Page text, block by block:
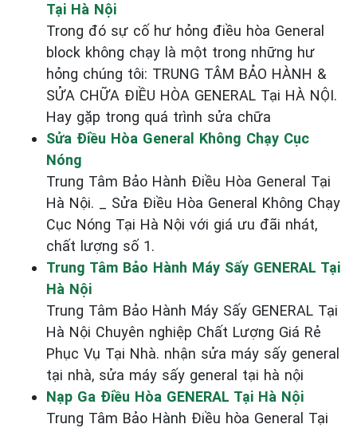
Tại Hà Nội
Trong đó sự cố hư hỏng điều hòa General
block không chạy là một trong những hư
hỏng chúng tôi: TRUNG TÂM BẢO HÀNH &
SỬA CHỮA ĐIỀU HÒA GENERAL Tại HÀ NỘI.
Hay gặp trong quá trình sửa chữa
Sửa Điều Hòa General Không Chạy Cục
Nóng
Trung Tâm Bảo Hành Điều Hòa General Tại
Hà Nội. _ Sửa Điều Hòa General Không Chạy
Cục Nóng Tại Hà Nội với giá ưu đãi nhát,
chất lượng số 1.
Trung Tâm Bảo Hành Máy Sấy GENERAL Tại
Hà Nội
Trung Tâm Bảo Hành Máy Sấy GENERAL Tại
Hà Nội Chuyên nghiệp Chất Lượng Giá Rẻ
Phục Vụ Tại Nhà. nhận sửa máy sấy general
tại nhà, sửa máy sấy general tại hà nội
Nạp Ga Điều Hòa GENERAL Tại Hà Nội
Trung Tâm Bảo Hành Điều hòa General Tại